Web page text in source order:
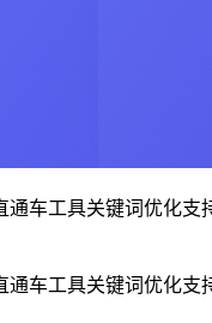
车工具关键词优化
通车工具关键词优化支